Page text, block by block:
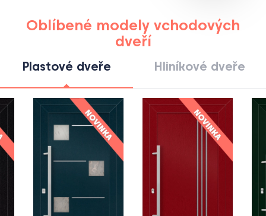
Oblíbené modely vchodových
dveří
Plastové dveře Hliníkové dveře